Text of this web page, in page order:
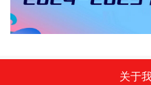
材料，从电
募基金正
关于